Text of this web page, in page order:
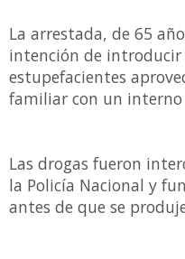
La arrestada, de 65
intención de introducir
estupefacientes
familiar con un interno
Las drogas fueron
la Policía Nacional y
antes de que se